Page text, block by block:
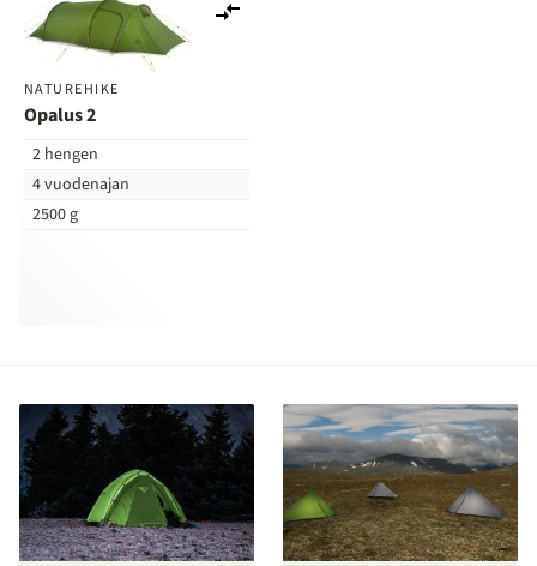
NATUREHIKE
Opalus 2
2 hengen
4 vuodenajan
2500 g